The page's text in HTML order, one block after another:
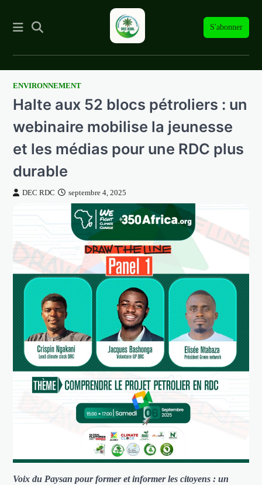
S'abonner
SkipENVIRONNEMENT
Halte aux 52 blocs pétroliers : un
webinaire mobilise la jeunesse
et les médias pour une RDC plus
durable
DEC RDC septembre 4, 2025
Voix du Paysan pour former et informer les citoyens : un